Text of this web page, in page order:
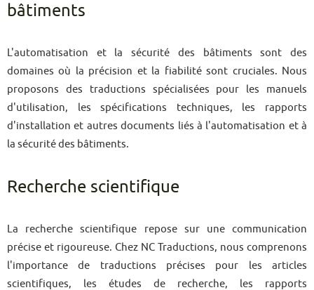
bâtiments
L'automatisation et la sécurité des bâtiments sont des
domaines où la précision et la fiabilité sont cruciales. Nous
proposons des traductions spécialisées pour les manuels
d'utilisation, les spécifications techniques, les rapports
d'installation et autres documents liés à l'automatisation et à
la sécurité des bâtiments.
Recherche scientifique
La recherche scientifique repose sur une communication
précise et rigoureuse. Chez NC Traductions, nous comprenons
l'importance de traductions précises pour les articles
scientifiques, les études de recherche, les rapports